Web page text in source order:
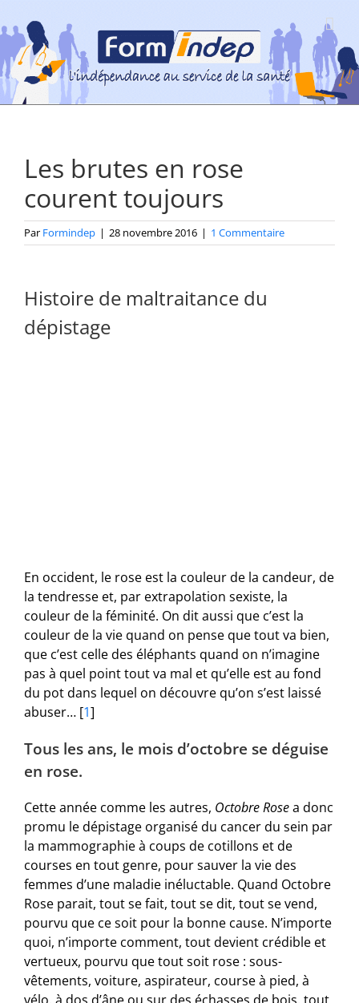
au
contenu
Les brutes en rose
courent toujours
Par Formindep | 28 novembre 2016 | 1 Commentaire
Histoire de maltraitance du
dépistage
En occident, le rose est la couleur de la candeur, de
la tendresse et, par extrapolation sexiste, la
couleur de la féminité. On dit aussi que c’est la
couleur de la vie quand on pense que tout va bien,
que c’est celle des éléphants quand on n’imagine
pas à quel point tout va mal et qu’elle est au fond
du pot dans lequel on découvre qu’on s’est laissé
abuser…[1]
Tous les ans, le mois d’octobre se déguise
en rose.
Cette année comme les autres, Octobre Rosea donc
promu le dépistage organisé du cancer du sein par
la mammographie à coups de cotillons et de
courses en tout genre, pour sauver la vie des
femmes d’une maladie inéluctable. Quand Octobre
Rose parait, tout se fait, tout se dit, tout se vend,
pourvu que ce soit pour la bonne cause. N’importe
quoi, n’importe comment, tout devient crédible et
vertueux, pourvu que tout soit rose : sous-
vêtements, voiture, aspirateur, course à pied, à
vélo, à dos d’âne ou sur des échasses de bois, tout